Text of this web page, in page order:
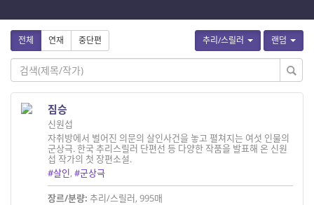
추리/스릴러 랜덤
전체 연재 중단편
짐승
신원섭
자취방에서 벌어진 의문의 살인사건을 놓고 펼쳐지는 여섯 인물의
군상극. 한국 추리스릴러 단편선 등 다양한 작품을 발표해 온 신원
섭 작가의 첫 장편소설.
#살인, #군상극
장르/분량: 추리/스릴러, 995매